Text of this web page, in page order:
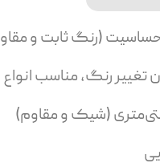
تغییر رنگ، مناسب